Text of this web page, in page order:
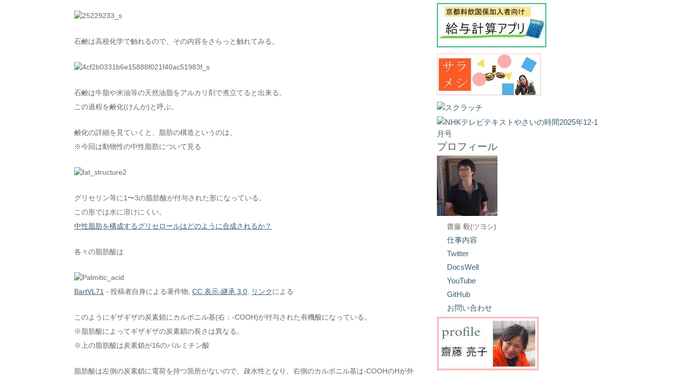
石鹸は高校化学で触れるので、その内容をさらっと触れてみる。
石鹸は牛脂や米油等の天然油脂をアルカリ剤で煮立てると出来る。
この過程を鹸化(けんか)と呼ぶ。
鹸化の詳細を見ていくと、脂肪の構造というのは、
※今回は動物性の中性脂肪について見る
グリセリン等に1〜3の脂肪酸が付与された形になっている。
この形では水に溶けにくい。
中性脂肪を構成するグリセロールはどのように合成されるか？
各々の脂肪酸は
BartVL71 - 投稿者自身による著作物 CC 表示-継承 3.0 リンクによる
このようにギザギザの炭素鎖にカルボニル基(右：-COOH)が付与された有機酸になっている。
※脂肪酸によってギザギザの炭素鎖の長さは異なる。
※上の脂肪酸は炭素鎖が16のパルミチン酸
脂肪酸は左側の炭素鎖に電荷を持つ箇所がないので、疎水性となり、右側のカルボニル基は-COOHのHが外
プロフィール
齋藤 毅(ツヨシ)
仕事内容
Twitter
DocsWell
YouTube
GitHub
お問い合わせ